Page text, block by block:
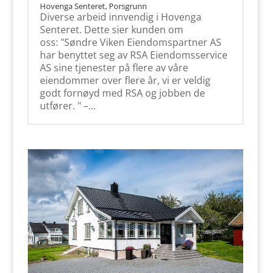
Hovenga Senteret, Porsgrunn
Diverse arbeid innvendig i Hovenga
Senteret. Dette sier kunden om
oss: "Søndre Viken Eiendomspartner AS
har benyttet seg av RSA Eiendomsservice
AS sine tjenester på flere av våre
eiendommer over flere år, vi er veldig
godt fornøyd med RSA og jobben de
utfører. " –...